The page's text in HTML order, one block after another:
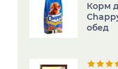
Корм
обед